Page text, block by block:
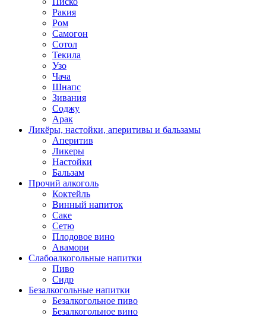
Ракия
Ром
Самогон
Сотол
Текила
Узо
Чача
Шнапс
Зивания
Соджу
Арак
Ликёры, настойки, аперитивы и бальзамы
Аперитив
Ликеры
Настойки
Бальзам
Прочий алкоголь
Коктейль
Винный напиток
Саке
Сетю
Плодовое вино
Авамори
Слабоалкогольные напитки
Пиво
Сидр
Безалкогольные напитки
Безалкогольное пиво
Безалкогольное вино